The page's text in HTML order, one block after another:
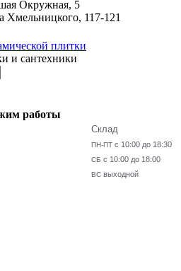
Окружная, 5
Хмельницкого, 117-121
и сантехники
работы
Склад
ПН-ПТ с 10:00 до 18:30
СБ с 10:00 до 18:00
ВС выходной